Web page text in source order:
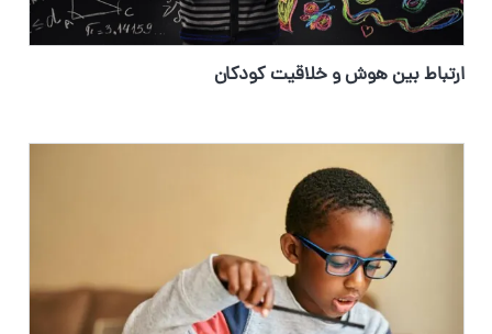
ارتباط بین هوش و خلاقیت کودکان